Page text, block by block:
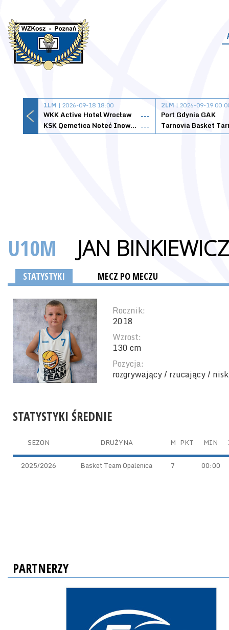
1LM | 2026-09-18 18:00
WKK Active Hotel Wrocław
---
KSK Qemetica Noteć Inowrocław ---
2LM | 2026-09-19
Port Gdynia GAK
U10M JAN BINKIEWICZ
STATYSTYKI MECZ PO MECZU
Rocznik:
2018
Wzrost:
130 cm
Pozycja:
rozgrywający / rzucający /
STATYSTYKI ŚREDNIE
SEZON DRUŻYNA M PKT MIN
2025/2026 Basket Team Opalenica 7 00:00
PARTNERZY